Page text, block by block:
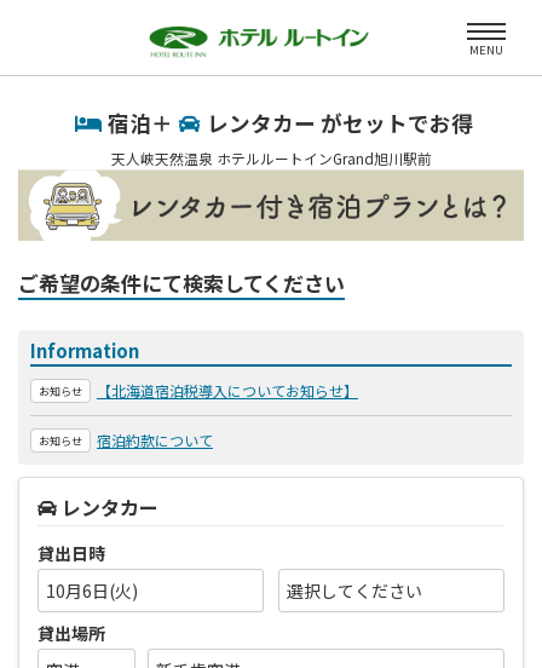
MENU
宿泊＋ レンタカー がセットでお得
天人峡天然温泉 ホテルルートインGrand旭川駅前
ご希望の条件にて検索してください
Information
お知らせ 【北海道宿泊税導入についてお知らせ】
お知らせ 宿泊約款について
レンタカー
貸出日時
10月6日(火)
貸出場所